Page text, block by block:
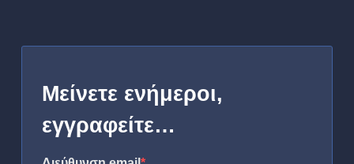
Μείνετε ενήμεροι,
εγγραφείτε…